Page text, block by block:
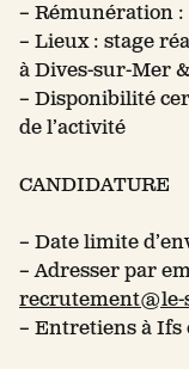
– Rémunération
– Lieux : stage
à Dives-sur-Mer
– Disponibilité
de l’activité
CANDIDATURE
– Date limite
– Adresser par
recrutement@le-
– Entretiens à Ifs